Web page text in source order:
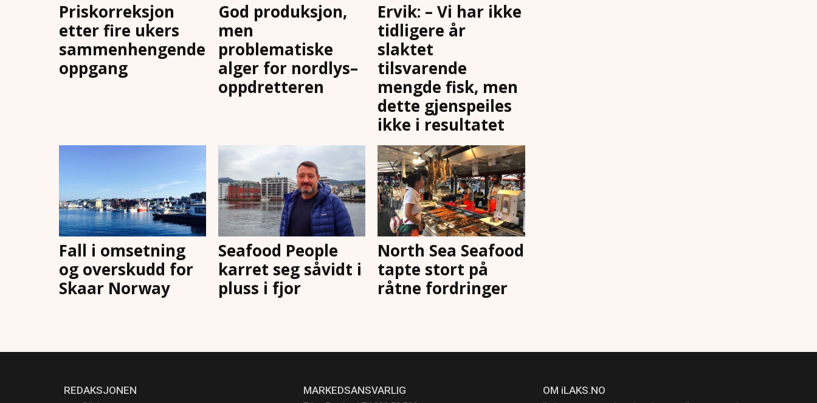
Priskorreksjon
etter fire ukers
sammenhengende
oppgang
God produksjon,
men
problematiske
alger for nordlys–
oppdretteren
Ervik: – Vi har ikke
tidligere år
slaktet
tilsvarende
mengde fisk, men
dette gjenspeiles
ikke i resultatet
Fall i omsetning
og overskudd for
Skaar Norway
Seafood People
karret seg såvidt i
pluss i fjor
North Sea Seafood
tapte stort på
råtne fordringer
REDAKSJONEN MARKEDSANSVARLIG OM iLAKS.NO